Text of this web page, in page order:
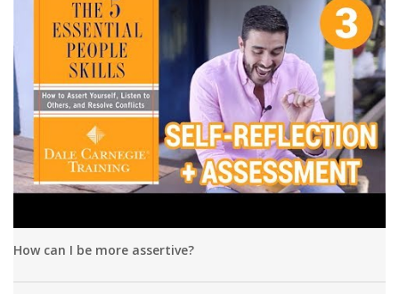
How can I be more assertive?